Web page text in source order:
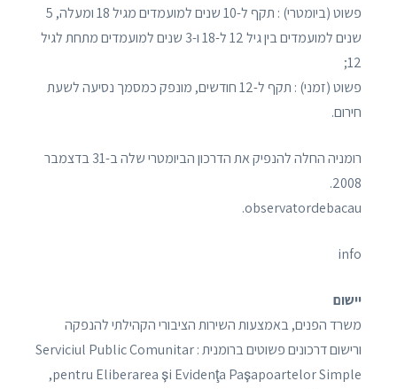
פשוט (ביומטרי) : תקף ל-10 שנים למועמדים מגיל 18 ומעלה, 5
שנים למועמדים בין גיל 12 ל-18 ו-3 שנים למועמדים מתחת לגיל
12;
פשוט (זמני) : תקף ל-12 חודשים, מונפק כמסמך נסיעה לשעת
חירום.
רומניה החלה להנפיק את הדרכון הביומטרי שלה ב-31 בדצמבר
2008.
observatordebacau.
info
יישום
משרד הפנים, באמצעות השירות הציבורי הקהילתי להנפקה
ורישום דרכונים פשוטים ברומנית : Serviciul Public Comunitar
pentru Eliberarea şi Evidenţa Paşapoartelor Simple,